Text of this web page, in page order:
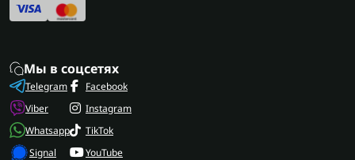
Мы в соцсетях
Telegram
Viber
Whatsapp
Signal
Facebook
Instagram
TikTok
YouTube